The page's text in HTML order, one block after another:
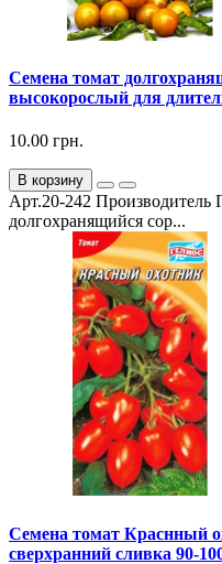
Семена томат
высокорослый для
10.00 грн.
В корзину
Арт.20-242 Производитель
долгохранящийся сор...
Семена томат Краснный
сверхранний сливка 90-